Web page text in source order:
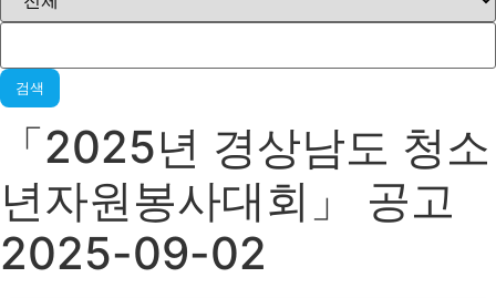
검색
「2025년 경상남도 청소
년자원봉사대회」 공고
2025-09-02